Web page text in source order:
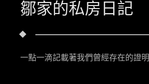
鄒家的私房日記
一點一滴記載著我們曾經存在的證明